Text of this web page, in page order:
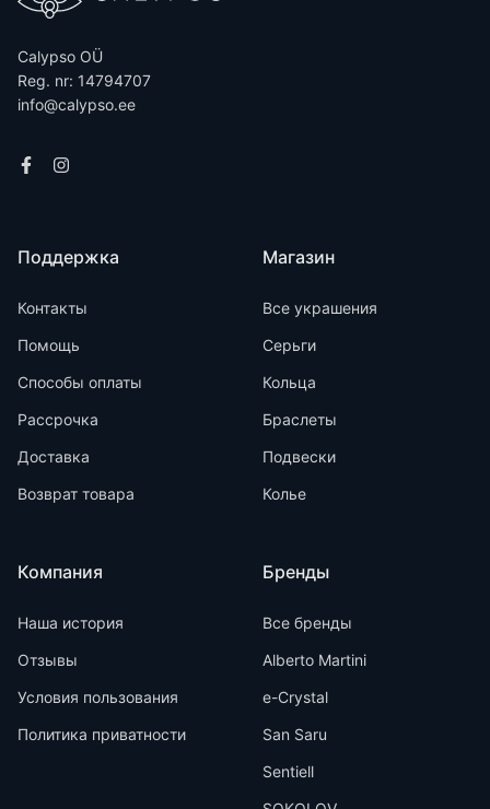
Calypso OÜ
Reg. nr: 14794707
info@calypso.ee
Поддержка
Контакты
Помощь
Способы оплаты
Рассрочка
Доставка
Возврат товара
Компания
Наша история
Отзывы
Условия пользования
Политика приватности
Магазин
Все украшения
Серьги
Кольца
Браслеты
Подвески
Колье
Бренды
Все бренды
Alberto Martini
e-Crystal
San Saru
Sentiell